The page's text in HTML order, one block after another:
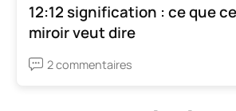
12:12 signification : ce que
miroir veut dire
2 commentaires